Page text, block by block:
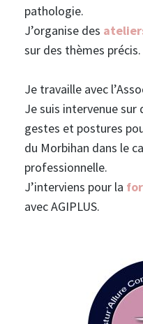
pathologie.
J’organise des
sur des thèmes précis.
Je travaille avec
Je suis intervenue
gestes et postures
du Morbihan dans le
professionnelle.
J’interviens pour la
avec AGIPLUS.